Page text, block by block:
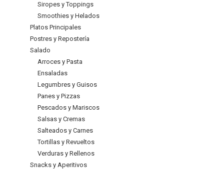
Siropes y Toppings
Smoothies y Helados
Platos Principales
Postres y Repostería
Salado
Arroces y Pasta
Ensaladas
Legumbres y Guisos
Panes y Pizzas
Pescados y Mariscos
Salsas y Cremas
Salteados y Carnes
Tortillas y Revueltos
Verduras y Rellenos
Snacks y Aperitivos